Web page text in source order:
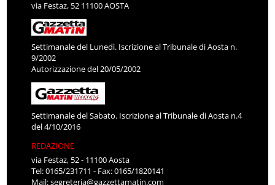
via Festaz, 52 11100 AOSTA
Settimanale del Lunedì. Iscrizione al Tribunale di Aosta n.
9/2002
Autorizzazione del 20/05/2002
Settimanale del Sabato. Iscrizione al Tribunale di Aosta n.4
del 4/10/2016
REDAZIONE
via Festaz, 52 - 11100 Aosta
Tel: 0165/231711 - Fax: 0165/1820141
Mail:segreteria@gazzettamatin.com